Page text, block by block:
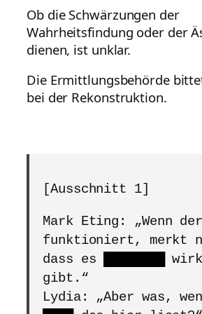
Ob die Schwärzungen der
Wahrheitsfindung oder der
dienen, ist unklar.
Die Ermittlungsbehörde
bei der Rekonstruktion.
[Ausschnitt 1]
Mark Eting: „Wenn
funktioniert, merkt
dass es
gibt.“
Lydia: „Aber was,